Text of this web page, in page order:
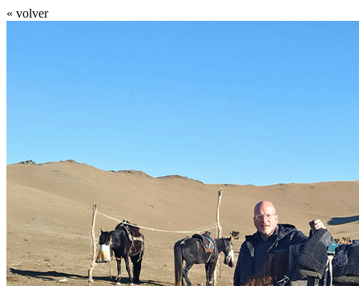
« volver